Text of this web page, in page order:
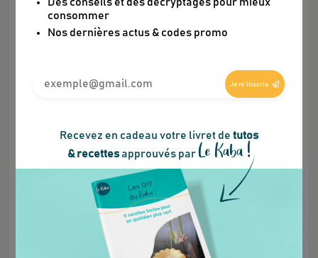
consommer
Nos dernières actus & codes promo
Je m'inscris
Recevez en cadeau votre livret de tutos
& recettesapprouvés par Le Kaba !
Appareil évolutif et multi-usages (chauffe-
biberon, cuit-vapeur, infuseur,…), recyclable et
réparable à l'infini.
Contenance : 1,5L.
Température réglable.
Fabriqué dans des ateliers d’inclusion à
Plusd'infos